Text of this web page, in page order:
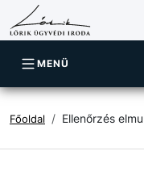
MENÜ
Főoldal Ellenőrzés